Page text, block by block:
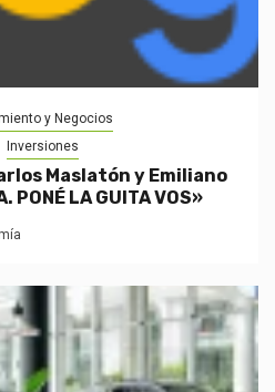
y Negocios
Inversiones
Maslatón y Emiliano
PONÉ LA GUITA VOS»